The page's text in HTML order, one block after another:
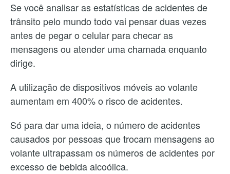
Se você analisar as estatísticas de acidentes de
trânsito pelo mundo todo vai pensar duas vezes
antes de pegar o celular para checar as
mensagens ou atender uma chamada enquanto
dirige.
A utilização de dispositivos móveis ao volante
aumentam em 400% o risco de acidentes.
Só para dar uma ideia, o número de acidentes
causados por pessoas que trocam mensagens ao
volante ultrapassam os números de acidentes por
excesso de bebida alcoólica.